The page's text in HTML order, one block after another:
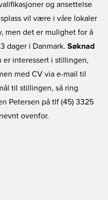
og ansettelse
vil være i våre lokaler
men det er mulighet for å
dager i Danmark. Søknad
er interessert i stillingen,
med CV via e-mail til
til stillingen, så ring
Petersen på tlf (45) 3325
ovenfor.